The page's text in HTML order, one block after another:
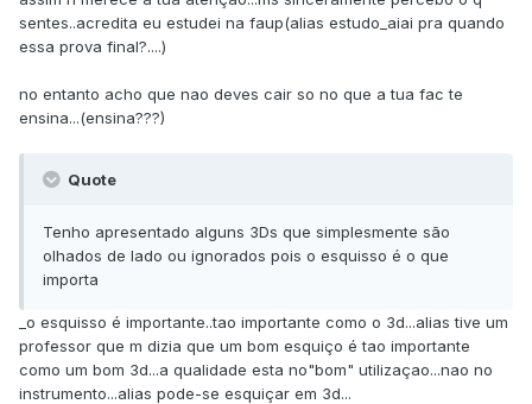
sentes..acredita eu estudei na faup(alias estudo_aiai pra quando
essa prova final?....)
no entanto acho que nao deves cair so no que a tua fac te
ensina...(ensina???)
Quote
Tenho apresentado alguns 3Ds que simplesmente são
olhados de lado ou ignorados pois o esquisso é o que
importa
_o esquisso é importante..tao importante como o 3d...alias tive um
professor que m dizia que um bom esquiço é tao importante
como um bom 3d...a qualidade esta no"bom" utilizaçao...nao no
instrumento...alias pode-se esquiçar em 3d...